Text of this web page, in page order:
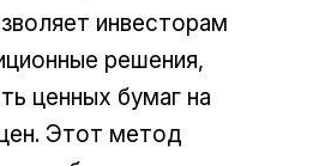
инвесторам
решения,
ценных бумаг на
Этот метод